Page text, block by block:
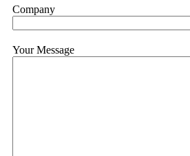
Company
Your Message